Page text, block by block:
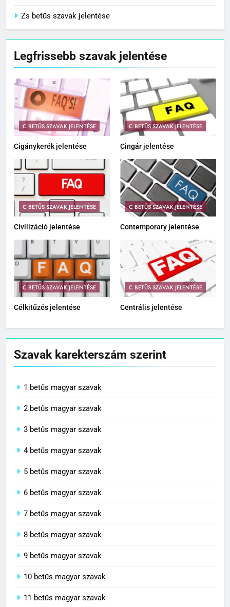
Zs betűs szavak jelentése
Legfrissebb szavak jelentése
C BETŰS SZAVAK JELENTÉSE
Cigánykerék jelentése
C BETŰS SZAVAK JELENTÉSE
Cingár jelentése
C BETŰS SZAVAK JELENTÉSE
Civilizáció jelentése
C BETŰS SZAVAK JELENTÉSE
Contemporary jelentése
C BETŰS SZAVAK JELENTÉSE
Célkitűzés jelentése
C BETŰS SZAVAK JELENTÉSE
Centrális jelentése
Szavak karekterszám szerint
1 betűs magyar szavak
2 betűs magyar szavak
3 betűs magyar szavak
4 betűs magyar szavak
5 betűs magyar szavak
6 betűs magyar szavak
7 betűs magyar szavak
8 betűs magyar szavak
9 betűs magyar szavak
10 betűs magyar szavak
11 betűs magyar szavak